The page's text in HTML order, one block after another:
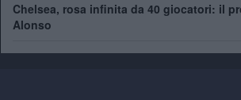
Chelsea, rosa infinita da 40 giocatori: il
Alonso